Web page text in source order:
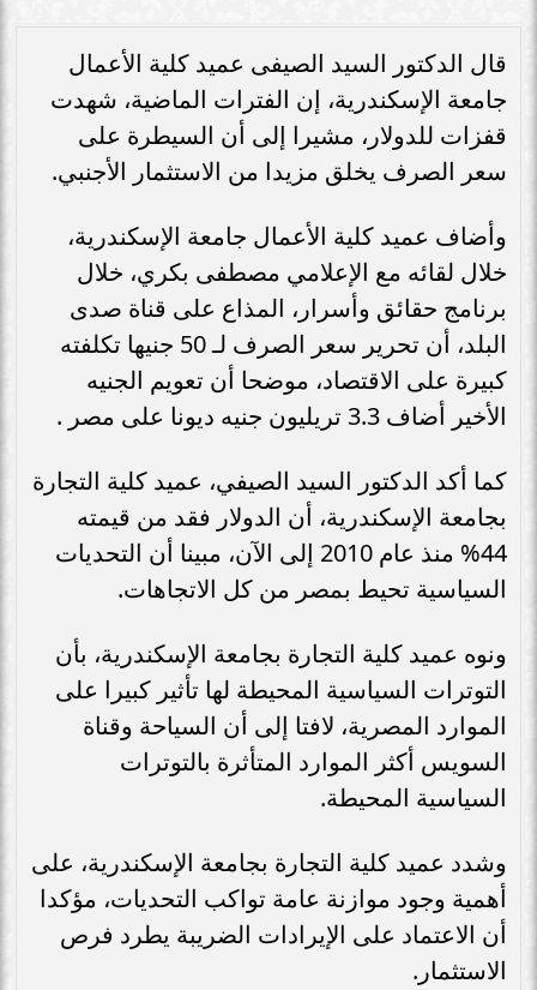
قال الدكتور السيد الصيفى عميد كلية الأعمال
جامعة الإسكندرية، إن الفترات الماضية، شهدت
قفزات للدولار، مشيرا إلى أن السيطرة على
سعر الصرف يخلق مزيدا من الاستثمار الأجنبي.
وأضاف عميد كلية الأعمال جامعة الإسكندرية،
خلال لقائه مع الإعلامي مصطفى بكري، خلال
برنامج حقائق وأسرار، المذاع على قناة صدى
البلد، أن تحرير سعر الصرف لـ 50 جنيها تكلفته
كبيرة على الاقتصاد، موضحا أن تعويم الجنيه
الأخير أضاف 3.3 تريليون جنيه ديونا على مصر .
كما أكد الدكتور السيد الصيفي، عميد كلية التجارة
بجامعة الإسكندرية، أن الدولار فقد من قيمته
44% منذ عام 2010 إلى الآن، مبينا أن التحديات
السياسية تحيط بمصر من كل الاتجاهات.
ونوه عميد كلية التجارة بجامعة الإسكندرية، بأن
التوترات السياسية المحيطة لها تأثير كبيرا على
الموارد المصرية، لافتا إلى أن السياحة وقناة
السويس أكثر الموارد المتأثرة بالتوترات
السياسية المحيطة.
وشدد عميد كلية التجارة بجامعة الإسكندرية، على
أهمية وجود موازنة عامة تواكب التحديات، مؤكدا
أن الاعتماد على الإيرادات الضريبة يطرد فرص
الاستثمار.